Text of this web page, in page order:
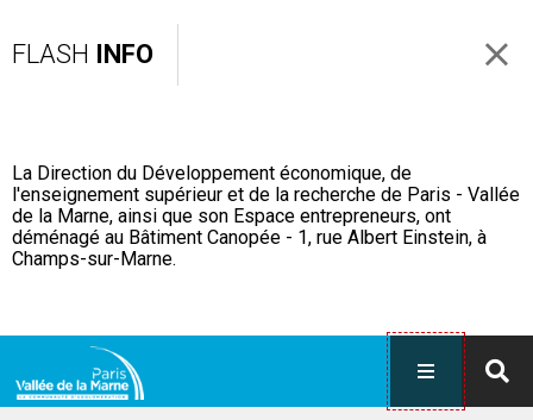
FLASH INFO
La Direction du Développement économique, de
l'enseignement supérieur et de la recherche de Paris - Vallée
de la Marne, ainsi que son Espace entrepreneurs, ont
déménagé au Bâtiment Canopée - 1, rue Albert Einstein, à
Champs-sur-Marne.